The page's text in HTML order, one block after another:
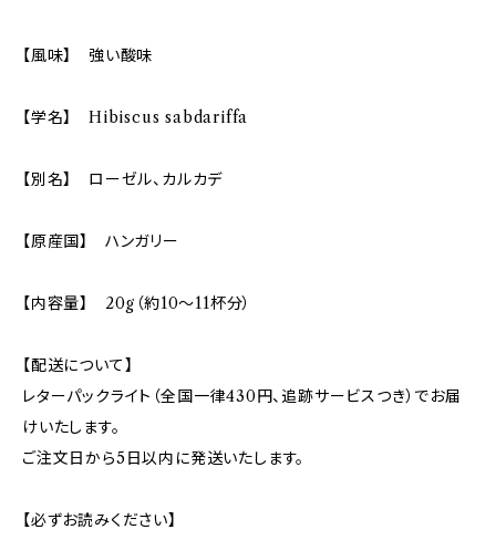
【風味】 強い酸味
【学名】 Hibiscus sabdariffa
【別名】 ローゼル、カルカデ
【原産国】 ハンガリー
【内容量】 20g（約10～11杯分）
【配送について】
レターパックライト（全国一律430円、追跡サービスつき）でお届
けいたします。
ご注文日から5日以内に発送いたします。
【必ずお読みください】